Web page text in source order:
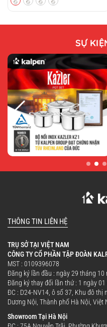
dụng hằng ngày.
Khe dựng nắp
Thiết kế khe dựng
giúp đặt nắp gọn
hạn chế bám bẩn
dụng.
SỰ
THÔNG TIN LIÊN HỆ
TRỤ SỞ TẠI VIỆT NAM
CÔNG TY CỔ PHẦN TẬP ĐOÀN
MST : 0109396078
Đăng ký lần đầu : ngày 29 tháng 10
Đăng ký thay đổi lần thứ : 1 ngày
ĐC : D24-NV14, ô số 37, Khu đô thị
Dương Nội, Thành phố Hà Nội, Việt
Showroom Tại Hà Nội